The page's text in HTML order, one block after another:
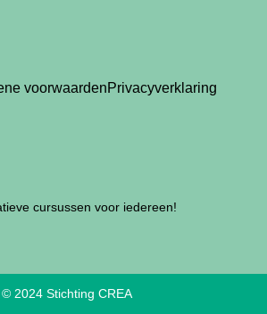
cursussen voor iedereen!
voorwaardenPrivacyverklaring
© 2024 Stichting CREA